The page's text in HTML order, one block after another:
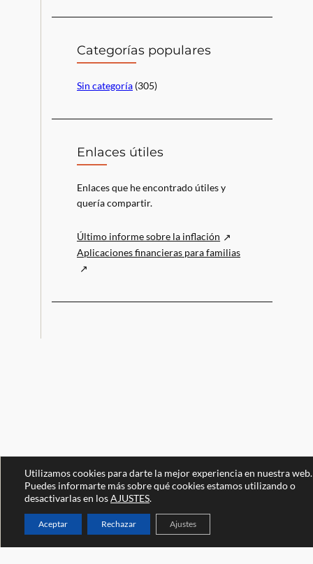
c
Categorías populares
Sin categoría (305)
Enlaces útiles
Enlaces que he encontrado útiles y
quería compartir.
Último informe sobre la inflación
Aplicaciones financieras para familias
Utilizamos cookies para darte la mejor experiencia en nuestra web.
Puedes informarte más sobre qué cookies estamos utilizando o
desactivarlas en losAJUSTES.
Aceptar Rechazar Ajustes